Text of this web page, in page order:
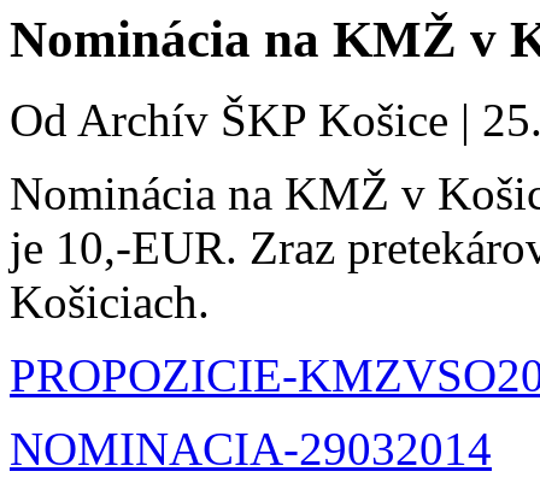
Nominácia na KMŽ v
Od Archív ŠKP Košice |
Nominácia na KMŽ v
je 10,-EUR. Zraz
Košiciach.
PROPOZICIE-
NOMINACIA-29032014